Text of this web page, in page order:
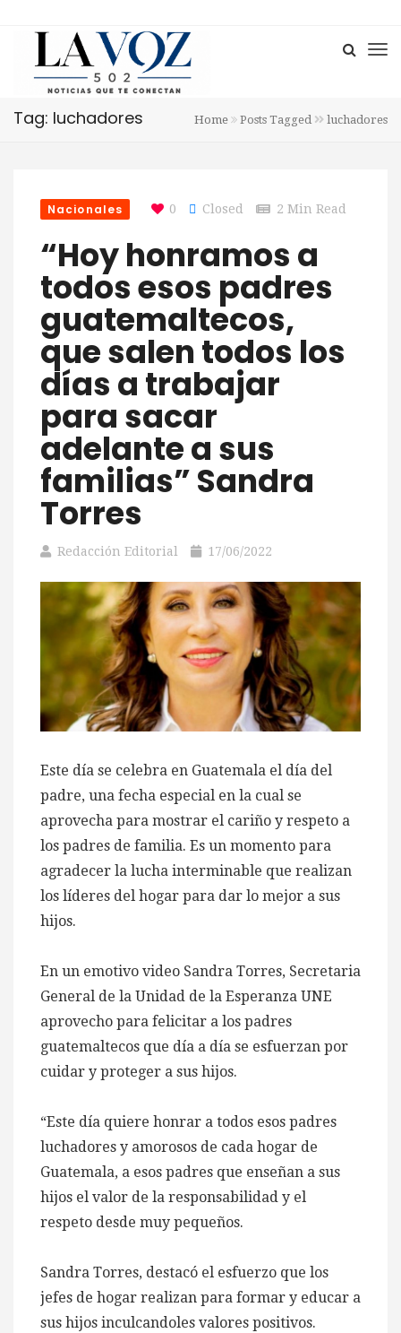
Tag: luchadores Home Posts Tagged luchadores
Nacionales 0 Closed 2 Min Read
“Hoy honramos a
todos esos padres
guatemaltecos,
que salen todos los
días a trabajar
para sacar
adelante a sus
familias” Sandra
Torres
Redacción Editorial 17/06/2022
Este día se celebra en Guatemala el día del
padre, una fecha especial en la cual se
aprovecha para mostrar el cariño y respeto a
los padres de familia. Es un momento para
agradecer la lucha interminable que realizan
los líderes del hogar para dar lo mejor a sus
hijos.
En un emotivo video Sandra Torres, Secretaria
General de la Unidad de la Esperanza UNE
aprovecho para felicitar a los padres
guatemaltecos que día a día se esfuerzan por
cuidar y proteger a sus hijos.
“Este día quiere honrar a todos esos padres
luchadores y amorosos de cada hogar de
Guatemala, a esos padres que enseñan a sus
hijos el valor de la responsabilidad y el
respeto desde muy pequeños.
Sandra Torres, destacó el esfuerzo que los
jefes de hogar realizan para formar y educar a
sus hijos inculcandoles valores positivos.